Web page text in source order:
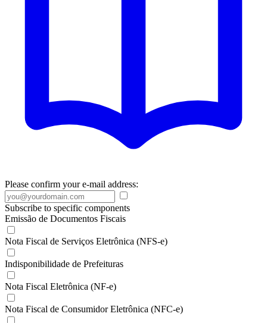
Please confirm your e-mail address:
Subscribe to specific components
Emissão de Documentos Fiscais
Nota Fiscal de Serviços Eletrônica (NFS-e)
Indisponibilidade de Prefeituras
Nota Fiscal Eletrônica (NF-e)
Nota Fiscal de Consumidor Eletrônica (NFC-e)